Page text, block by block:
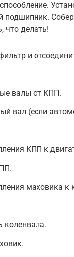
что делать!
и
валы от КПП.
вал (если
КПП к
маховика к
коленвала.